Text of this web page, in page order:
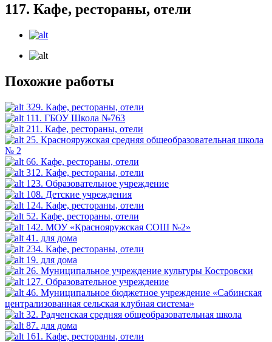
117. Кафе, рестораны, отели
Похожие работы
329. Кафе, рестораны, отели
111. ГБОУ Школа №763
211. Кафе, рестораны, отели
25. Краснояружская средняя общеобразовательная школа
№ 2
66. Кафе, рестораны, отели
312. Кафе, рестораны, отели
123. Образовательное учреждение
108. Детские учреждения
124. Кафе, рестораны, отели
52. Кафе, рестораны, отели
142. МОУ «Краснояружская СОШ №2»
41. для дома
234. Кафе, рестораны, отели
19. для дома
26. Муниципальное учреждение культуры Костровски
127. Образовательное учреждение
46. Муниципальное бюджетное учреждение «Сабинская
централизованная сельская клубная система»
32. Радченская средняя общеобразовательная школа
87. для дома
161. Кафе, рестораны, отели